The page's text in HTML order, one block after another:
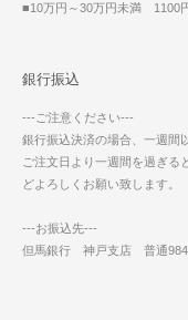
■10万円～30万円未満 1100
銀行振込
---ご注意ください---
銀行振込決済の場合、一週間
ご注文日より一週間を過ぎる
どよろしくお願い致します。
---お振込先---
但馬銀行 神戸支店 普通